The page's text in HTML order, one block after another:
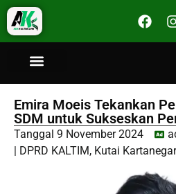
Emira Moeis Tekankan
SDM untuk Sukseskan
Tanggal 9 November 2024
DPRD KALTIM, Kutai